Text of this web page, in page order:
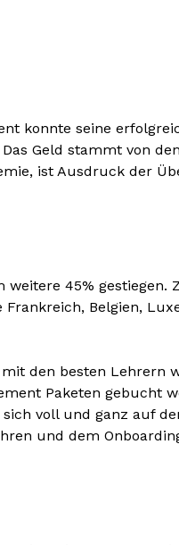
konnte seine
Geld stammt von
ist Ausdruck der
45% gestiegen.
Belgien,
den besten Lehrern
Paketen gebucht
voll und ganz auf
und dem